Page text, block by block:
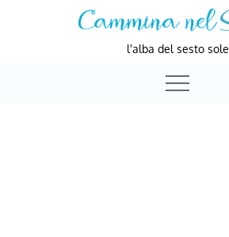
l'alba del sesto sole